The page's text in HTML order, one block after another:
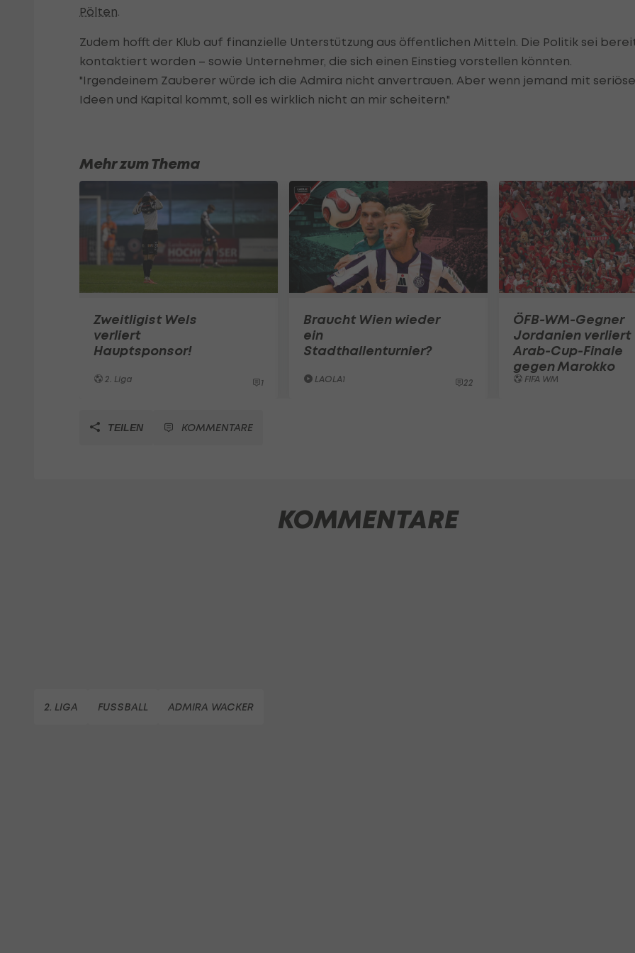
Pölten.
Zudem hofft der Klub auf finanzielle Unterstützung aus öffentlichen Mitteln. Die Politik sei
kontaktiert worden – sowie Unternehmer, die sich einen Einstieg vorstellen könnten.
"Irgendeinem Zauberer würde ich die Admira nicht anvertrauen. Aber wenn jemand mit
Ideen und Kapital kommt, soll es wirklich nicht an mir scheitern."
Mehr zum Thema
Zweitligist Wels
verliert
Hauptsponsor!
2. Liga 1
Braucht Wien wieder
ein
Stadthallenturnier?
LAOLA1 22
ÖFB-WM-Gegner
Jordanien verliert
Arab-Cup-Finale
gegen Marokko
FIFA WM
TEILEN KOMMENTARE
KOMMENTARE
2. LIGA FUSSBALL ADMIRA WACKER